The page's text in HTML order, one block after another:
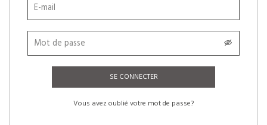
SE CONNECTER
Vous avez oublié votre mot de passe?